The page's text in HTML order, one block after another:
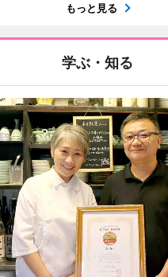
もっと見る
学ぶ・知る